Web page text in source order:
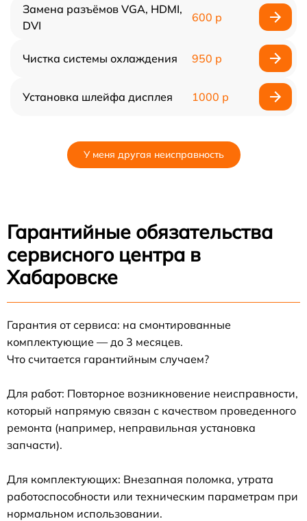
Замена разъёмов VGA, HDMI,
DVI
600 р
Чистка системы охлаждения 950 р
Установка шлейфа дисплея 1000 р
У меня другая неисправность
Гарантийные обязательства
сервисного центра в
Хабаровске
Гарантия от сервиса: на смонтированные
комплектующие — до 3 месяцев.
Что считается гарантийным случаем?
Для работ: Повторное возникновение неисправности,
который напрямую связан с качеством проведенного
ремонта (например, неправильная установка
запчасти).
Для комплектующих: Внезапная поломка, утрата
работоспособности или техническим параметрам при
нормальном использовании.